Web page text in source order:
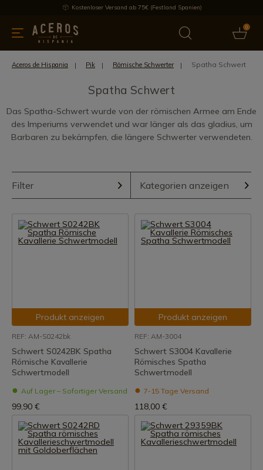
Kostenloser Versand ab 75€ (Festland Spanien)
0
Bietet Aktuelles Bestseller
Aceros de Hispania Pik Römische Schwerter Spatha Schwert
Spatha Schwert
Das Spatha-Schwert wurde von der römischen Armee am Ende
des Imperiums verwendet und war länger als das gladius, um
Barbaren zu bekämpfen, die längere Schwerter verwendeten.
Filter Kategorien anzeigen
Produkt anzeigen
REF: AM-S0242bk
Schwert S0242BK Spatha
Römische Kavallerie
Schwertmodell
Auf Lager – Sofortiger Versand
99,90 €
Produkt anzeigen
REF: AM-3004
Schwert S3004 Kavallerie
Römisches Spatha
Schwertmodell
7-15 Tage Versand
118,00 €